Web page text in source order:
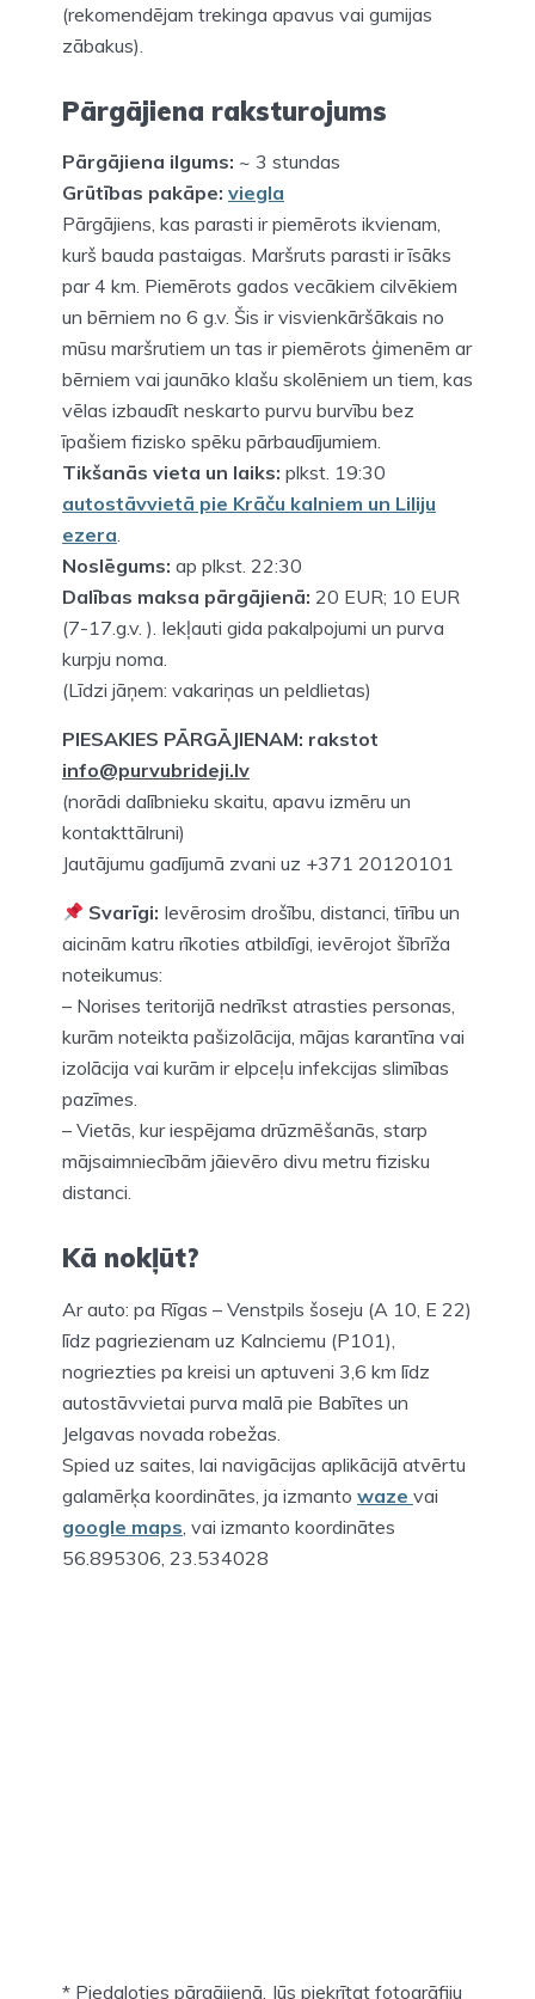
(rekomendējam trekinga apavus vai gumijas
zābakus).
Pārgājiena raksturojums
Pārgājiena ilgums: ~ 3 stundas
Grūtības pakāpe: viegla
Pārgājiens, kas parasti ir piemērots ikvienam,
kurš bauda pastaigas. Maršruts parasti ir īsāks
par 4 km. Piemērots gados vecākiem cilvēkiem
un bērniem no 6 g.v. Šis ir visvienkāršākais no
mūsu maršrutiem un tas ir piemērots ģimenēm ar
bērniem vai jaunāko klašu skolēniem un tiem, kas
vēlas izbaudīt neskarto purvu burvību bez
īpašiem fizisko spēku pārbaudījumiem.
Tikšanās vieta un laiks: plkst. 19:30
autostāvvietā pie Krāču kalniem un Liliju
ezera.
Noslēgums: ap plkst. 22:30
Dalības maksa pārgājienā: 20 EUR; 10 EUR
(7-17.g.v. ). Iekļauti gida pakalpojumi un purva
kurpju noma.
(Līdzi jāņem: vakariņas un peldlietas)
PIESAKIES PĀRGĀJIENAM: rakstot
info@purvubrideji.lv
(norādi dalībnieku skaitu, apavu izmēru un
kontakttālruni)
Jautājumu gadījumā zvani uz +371 20120101
Svarīgi: Ievērosim drošību, distanci, tīrību un
aicinām katru rīkoties atbildīgi, ievērojot šībrīža
noteikumus:
– Norises teritorijā nedrīkst atrasties personas,
kurām noteikta pašizolācija, mājas karantīna vai
izolācija vai kurām ir elpceļu infekcijas slimības
pazīmes.
– Vietās, kur iespējama drūzmēšanās, starp
mājsaimniecībām jāievēro divu metru fizisku
distanci.
Kā nokļūt?
Ar auto: pa Rīgas – Venstpils šoseju (A 10, E 22)
līdz pagriezienam uz Kalnciemu (P101),
nogriezties pa kreisi un aptuveni 3,6 km līdz
autostāvvietai purva malā pie Babītes un
Jelgavas novada robežas.
Spied uz saites, lai navigācijas aplikācijā atvērtu
galamērķa koordinātes, ja izmanto waze vai
google maps , vai izmanto koordinātes
56.895306, 23.534028
* Piedaloties pārgājienā, Jūs piekrītat fotogrāfiju